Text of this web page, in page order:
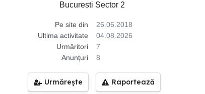
Bucuresti Sector 2
Pe site din
26.06.2018
Ultima activitate
04.08.2026
Urmăritori
7
Anunțuri
8
Urmărește Raportează